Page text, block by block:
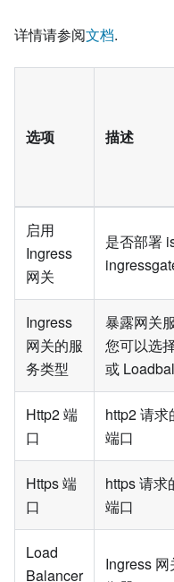
详情请参阅文档.
选项 描述
启用
Ingress
网关
是否部署
Ingress
网关的服
务类型
暴露网关
您可以选
或
Http2 端
口
http2 请
端口
Https 端
口
https 请求
端口
Load
Balancer
Ingress